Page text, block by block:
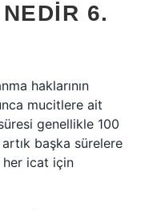
6.
haklarının
mucitlere ait
genellikle 100
başka sürelere
her icat için